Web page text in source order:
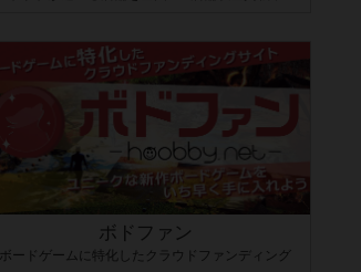
ボドファン
ボードゲームに特化したクラウドファンディング